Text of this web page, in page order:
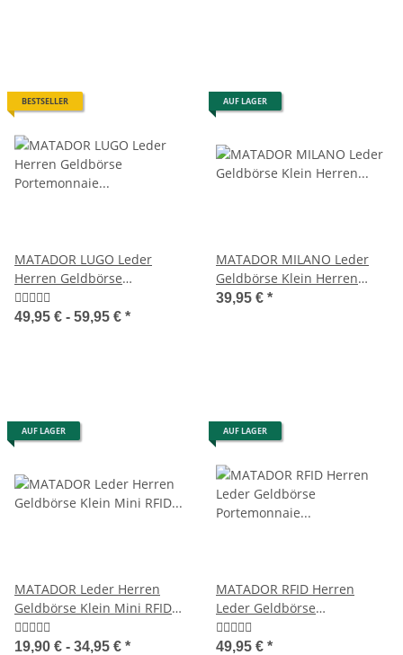
BESTSELLER
MATADOR LUGO Leder
Herren Geldbörse
Portemonnaie Brieftasche
49,95 € - 59,95 € *
AUF LAGER
MATADOR MILANO Leder
Geldbörse Klein Herren
Ledergeldbörse RFID
39,95 € *
AUF LAGER
MATADOR Leder Herren
Geldbörse Klein Mini RFID
TüV Handgemacht
19,90 € - 34,95 € *
AUF LAGER
MATADOR RFID Herren
Leder Geldbörse
Portemonnaie Geldbeutel
Braun
49,95 € *